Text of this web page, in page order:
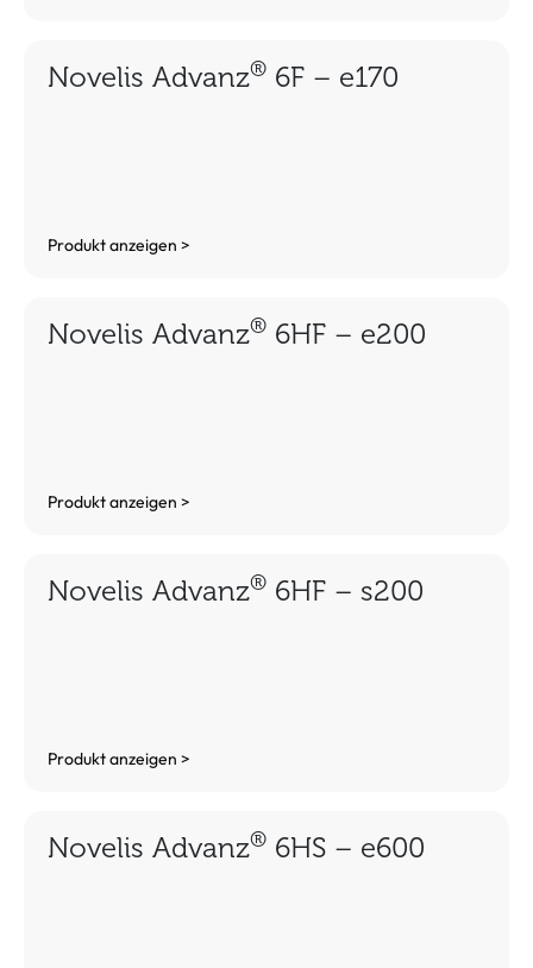
Novelis Advanz® 6F – e170
Produkt anzeigen >
Novelis Advanz® 6HF – e200
Produkt anzeigen >
Novelis Advanz® 6HF – s200
Produkt anzeigen >
Novelis Advanz® 6HS – e600